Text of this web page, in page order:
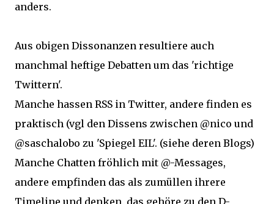
anders.
Aus obigen Dissonanzen resultiere auch
manchmal heftige Debatten um das 'richtige
Twittern'.
Manche hassen RSS in Twitter, andere finden es
praktisch (vgl den Dissens zwischen @nico und
@saschalobo zu 'Spiegel EIL'. (siehe deren Blogs)
Manche Chatten fröhlich mit @-Messages,
andere empfinden das als zumüllen ihrere
Timeline und denken, das gehöre zu den D-